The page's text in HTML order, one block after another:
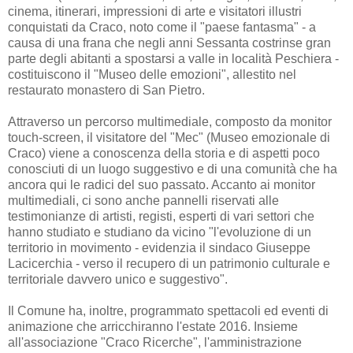
cinema, itinerari, impressioni di arte e visitatori illustri
conquistati da Craco, noto come il "paese fantasma" - a
causa di una frana che negli anni Sessanta costrinse gran
parte degli abitanti a spostarsi a valle in località Peschiera -
costituiscono il "Museo delle emozioni", allestito nel
restaurato monastero di San Pietro.
Attraverso un percorso multimediale, composto da monitor
touch-screen, il visitatore del "Mec" (Museo emozionale di
Craco) viene a conoscenza della storia e di aspetti poco
conosciuti di un luogo suggestivo e di una comunità che ha
ancora qui le radici del suo passato. Accanto ai monitor
multimediali, ci sono anche pannelli riservati alle
testimonianze di artisti, registi, esperti di vari settori che
hanno studiato e studiano da vicino "l'evoluzione di un
territorio in movimento - evidenzia il sindaco Giuseppe
Lacicerchia - verso il recupero di un patrimonio culturale e
territoriale davvero unico e suggestivo".
Il Comune ha, inoltre, programmato spettacoli ed eventi di
animazione che arricchiranno l'estate 2016. Insieme
all'associazione "Craco Ricerche", l'amministrazione